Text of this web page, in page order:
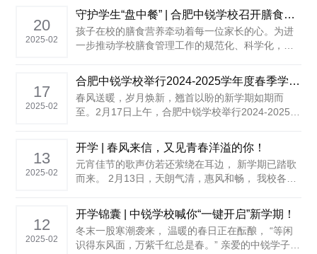
在这春光明媚的季节里，我们迎来了一年一度的“学
雷锋活动月”。2月24日上午，合肥中锐学校小学部
全体师生在......
20
2025-02
守护学生“盘中餐” | 合肥中锐学校召开膳食管理委员会工作会议
孩子在校的膳食营养牵动着每一位家长的心。为进
一步推动学校膳食管理工作的规范化、科学化，保
日下午，学校党支部书记、食品安全总监汪先齐、
各职能部门负责人、教师代表、家长代表、食堂负
责人以及餐厅食材供应商代表齐聚集萃楼会议室，
召开膳食管理委员会工作会议......
17
2025-02
合肥中锐学校举行2024-2025学年度春季学期开学典礼暨“新学期、新目标、新征程”主题升旗仪式
春风送暖，岁月焕新，翘首以盼的新学期如期而
至。2月17日上午，合肥中锐学校举行2024-2025学
程”主题升旗仪式，我校全体师生齐聚学校礼仪广
场，共同见证新学期的美好开端。本次升旗仪式由
初中部负责。 ......
13
2025-02
开学 | 春风来信，又见青春洋溢的你！
元宵佳节的歌声仿若还萦绕在耳边， 新学期已踏歌
而来。 2月13日，天朗气清，惠风和畅， 我校各学
崭新的新学期生活！ ......
12
2025-02
开学锦囊 | 中锐学校喊你“一键开启”新学期！
冬末一股寒潮袭来， 温暖的春日正在酝酿， “等闲
识得东风面，万紫千红总是春。” 亲爱的中锐学子